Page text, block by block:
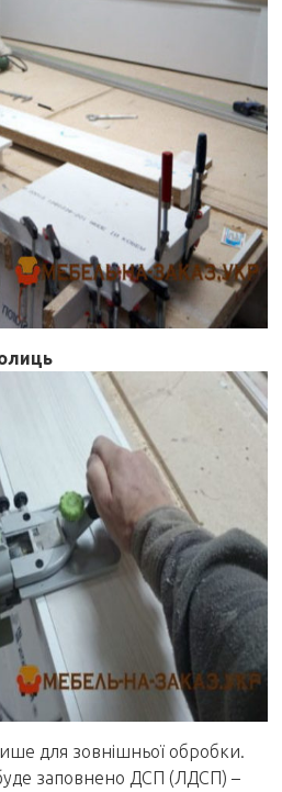
для зовнішньої обробки.
заповнено ДСП (ЛДСП) –